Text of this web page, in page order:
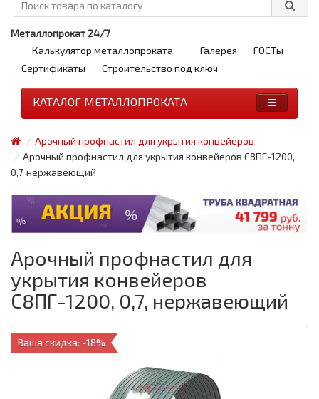
Металлопрокат 24/7
Калькулятор металлопроката
Галерея
ГОСТы
Сертификаты
Строительство под ключ
КАТАЛОГ МЕТАЛЛОПРОКАТА
Арочный профнастил для укрытия конвейеров
Арочный профнастил для укрытия конвейеров С8ПГ-1200,
0,7, нержавеющий
Арочный профнастил для
укрытия конвейеров
С8ПГ-1200, 0,7, нержавеющий
Ваша скидка: -18%